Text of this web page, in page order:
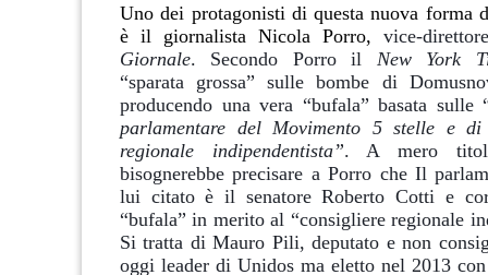
Uno dei protagonisti di questa nuova forma
è il giornalista Nicola Porro, vice-
Giornale. Secondo Porro il New York
“sparata grossa” sulle bombe di
producendo una vera “bufala” basata sulle
parlamentare del Movimento 5 stelle e di
regionale indipendentista”. A mero
bisognerebbe precisare a Porro che Il
lui citato è il senatore Roberto Cotti e
“bufala” in merito al “consigliere regionale
Si tratta di Mauro Pili, deputato e non
oggi leader di Unidos ma eletto nel 2013